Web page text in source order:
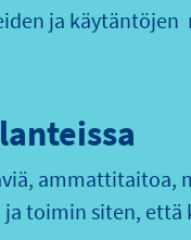
ja
ammattitaitoa,
toimin siten,